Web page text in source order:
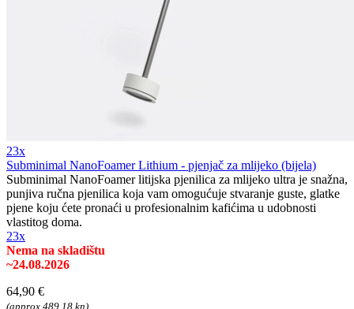
23x
Subminimal NanoFoamer Lithium - pjenjač za mlijeko (bijela)
Subminimal NanoFoamer litijska pjenilica za mlijeko ultra je snažna,
punjiva ručna pjenilica koja vam omogućuje stvaranje guste, glatke
pjene koju ćete pronaći u profesionalnim kafićima u udobnosti
vlastitog doma.
23x
Nema na skladištu
~24.08.2026
64,90 €
(approx 489,18 kn)